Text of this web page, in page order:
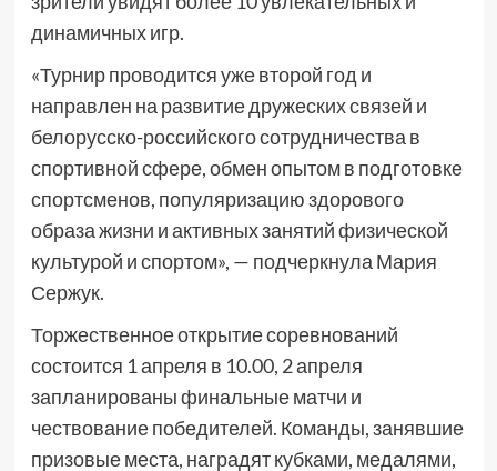
динамичных игр.
«Турнир проводится уже второй год и
направлен на развитие дружеских связей и
белорусско-российского сотрудничества в
спортивной сфере, обмен опытом в подготовке
спортсменов, популяризацию здорового
образа жизни и активных занятий физической
культурой и спортом», — подчеркнула Мария
Сержук.
Торжественное открытие соревнований
состоится 1 апреля в 10.00, 2 апреля
запланированы финальные матчи и
чествование победителей. Команды, занявшие
призовые места, наградят кубками, медалями,